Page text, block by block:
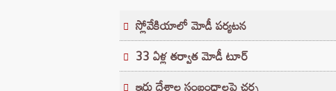
స్లోవేకియాలో మోడీ పర్యటన
33 ఏళ్ల తర్వాత మోడీ టూర్